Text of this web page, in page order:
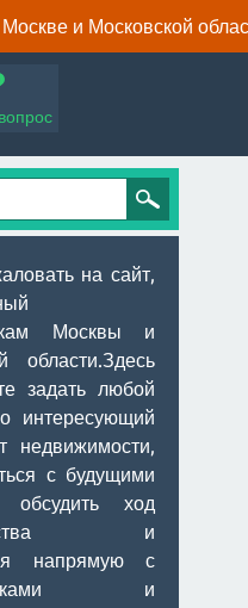
и Московской
на сайт,
Москвы и
области.Здесь
задать любой
интересующий
недвижимости,
с будущими
обсудить ход
и
напрямую с
и